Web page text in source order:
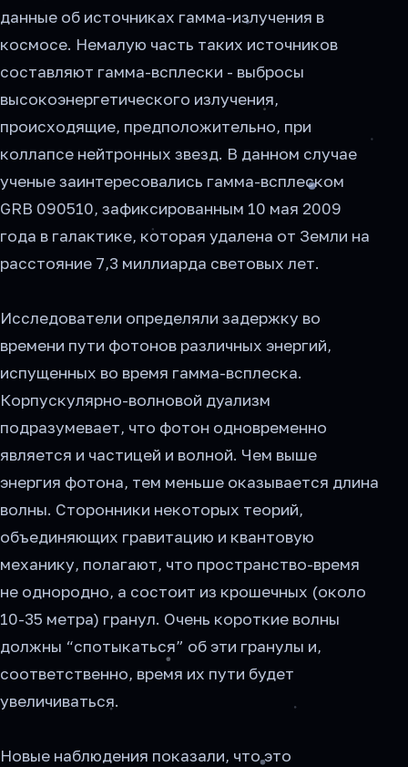
данные об источниках гамма-излучения в
космосе. Немалую часть таких источников
составляют гамма-всплески - выбросы
высокоэнергетического излучения,
происходящие, предположительно, при
коллапсе нейтронных звезд. В данном случае
ученые заинтересовались гамма-всплеском
GRB 090510, зафиксированным 10 мая 2009
года в галактике, которая удалена от Земли на
расстояние 7,3 миллиарда световых лет.
Исследователи определяли задержку во
времени пути фотонов различных энергий,
испущенных во время гамма-всплеска.
Корпускулярно-волновой дуализм
подразумевает, что фотон одновременно
является и частицей и волной. Чем выше
энергия фотона, тем меньше оказывается длина
волны. Сторонники некоторых теорий,
объединяющих гравитацию и квантовую
механику, полагают, что пространство-время
не однородно, а состоит из крошечных (около
10-35 метра) гранул. Очень короткие волны
должны “спотыкаться” об эти гранулы и,
соответственно, время их пути будет
увеличиваться.
Новые наблюдения показали, что это